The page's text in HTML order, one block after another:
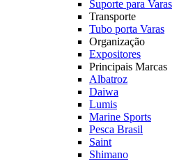
Suporte para Varas
Transporte
Tubo porta Varas
Organização
Expositores
Principais Marcas
Albatroz
Daiwa
Lumis
Marine Sports
Pesca Brasil
Saint
Shimano